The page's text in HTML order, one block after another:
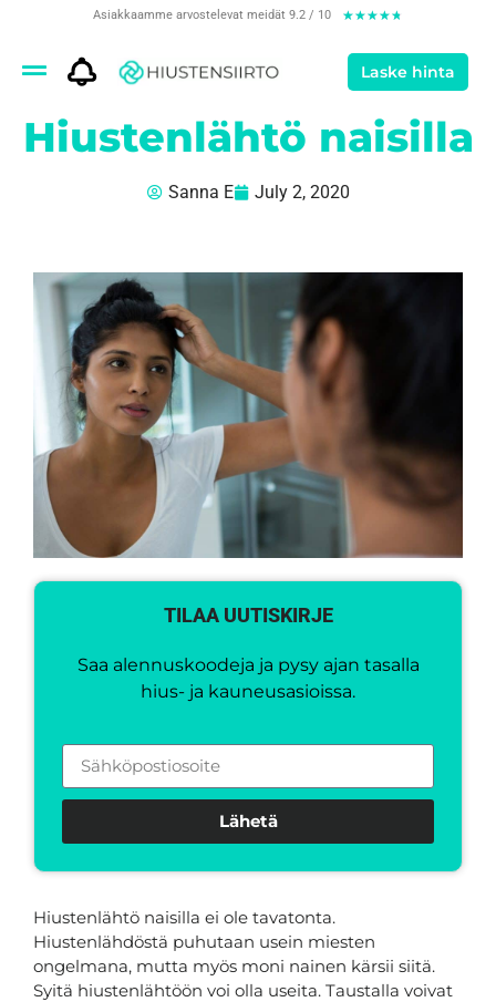
Asiakkaamme arvostelevat meidät 9.2 / 10 ★★★★★
Laske hinta
Hiustenlähtö naisilla
Sanna E July 2, 2020
TILAA UUTISKIRJE
Saa alennuskoodeja ja pysy ajan tasalla
hius- ja kauneusasioissa.
Lähetä
Hiustenlähtö naisilla ei ole tavatonta.
Hiustenlähdöstä puhutaan usein miesten
ongelmana, mutta myös moni nainen kärsii siitä.
Syitä hiustenlähtöön voi olla useita. Taustalla voivat